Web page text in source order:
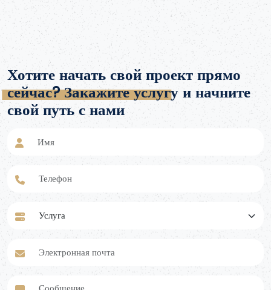
Хотите начать свой проект прямо
сейчас? Закажите услугу и начните
свой путь с нами
Имя
Телефон
Услуга
Сообщение